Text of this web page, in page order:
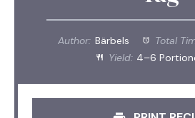
Author: Bärbels Total
Yield: 4–6